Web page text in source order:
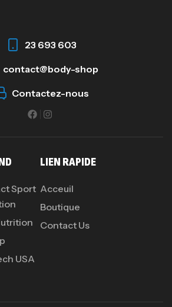
23 693 603
contact@body-shop
Contactez-nous
Sport
USA
LIEN RAPIDE
Acceuil
Boutique
Contact Us